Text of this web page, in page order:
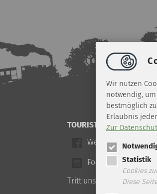
TOURIST-INFO
Werde ein Freund
Folge uns auf
Tritt unserem WhatsApp
Wir nutzen
notwendig,
bestmöglich
Erlaubnis
Zur
Statistik
Cookies
Diese